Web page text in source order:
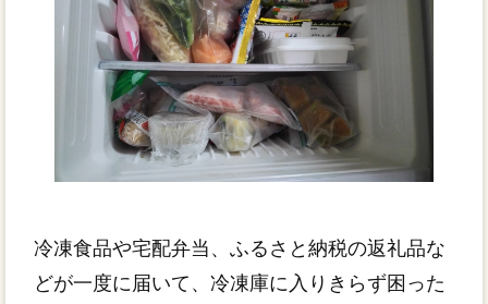
冷凍食品や宅配弁当、ふるさと納税の返礼品な
どが一度に届いて、冷凍庫に入りきらず困った